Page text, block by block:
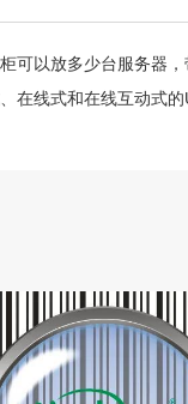
可以放多少台服务器，带
在线式和在线互动式